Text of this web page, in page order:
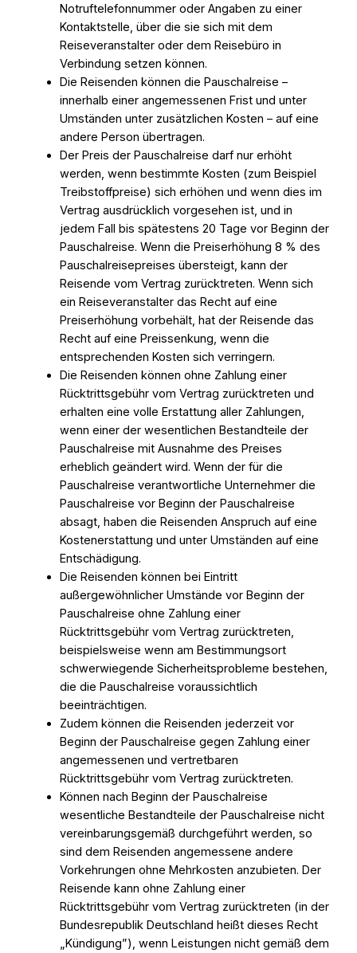
Notruftelefonnummer oder Angaben zu einer
Kontaktstelle, über die sie sich mit dem
Reiseveranstalter oder dem Reisebüro in
Verbindung setzen können.
Die Reisenden können die Pauschalreise –
innerhalb einer angemessenen Frist und unter
Umständen unter zusätzlichen Kosten – auf eine
andere Person übertragen.
Der Preis der Pauschalreise darf nur erhöht
werden, wenn bestimmte Kosten (zum Beispiel
Treibstoffpreise) sich erhöhen und wenn dies im
Vertrag ausdrücklich vorgesehen ist, und in
jedem Fall bis spätestens 20 Tage vor Beginn der
Pauschalreise. Wenn die Preiserhöhung 8 % des
Pauschalreisepreises übersteigt, kann der
Reisende vom Vertrag zurücktreten. Wenn sich
ein Reiseveranstalter das Recht auf eine
Preiserhöhung vorbehält, hat der Reisende das
Recht auf eine Preissenkung, wenn die
entsprechenden Kosten sich verringern.
Die Reisenden können ohne Zahlung einer
Rücktrittsgebühr vom Vertrag zurücktreten und
erhalten eine volle Erstattung aller Zahlungen,
wenn einer der wesentlichen Bestandteile der
Pauschalreise mit Ausnahme des Preises
erheblich geändert wird. Wenn der für die
Pauschalreise verantwortliche Unternehmer die
Pauschalreise vor Beginn der Pauschalreise
absagt, haben die Reisenden Anspruch auf eine
Kostenerstattung und unter Umständen auf eine
Entschädigung.
Die Reisenden können bei Eintritt
außergewöhnlicher Umstände vor Beginn der
Pauschalreise ohne Zahlung einer
Rücktrittsgebühr vom Vertrag zurücktreten,
beispielsweise wenn am Bestimmungsort
schwerwiegende Sicherheitsprobleme bestehen,
die die Pauschalreise voraussichtlich
beeinträchtigen.
Zudem können die Reisenden jederzeit vor
Beginn der Pauschalreise gegen Zahlung einer
angemessenen und vertretbaren
Rücktrittsgebühr vom Vertrag zurücktreten.
Können nach Beginn der Pauschalreise
wesentliche Bestandteile der Pauschalreise nicht
vereinbarungsgemäß durchgeführt werden, so
sind dem Reisenden angemessene andere
Vorkehrungen ohne Mehrkosten anzubieten. Der
Reisende kann ohne Zahlung einer
Rücktrittsgebühr vom Vertrag zurücktreten (in der
Bundesrepublik Deutschland heißt dieses Recht
„Kündigung”), wenn Leistungen nicht gemäß dem